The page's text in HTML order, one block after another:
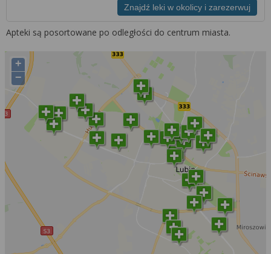
Znajdź leki w okolicy i zarezerwuj
Apteki są posortowane po odległości do centrum miasta.
+
−